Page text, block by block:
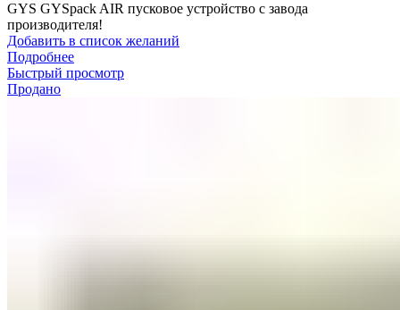
GYS GYSpack AIR пусковое устройство с завода
производителя!
Добавить в список желаний
Подробнее
Быстрый просмотр
Продано